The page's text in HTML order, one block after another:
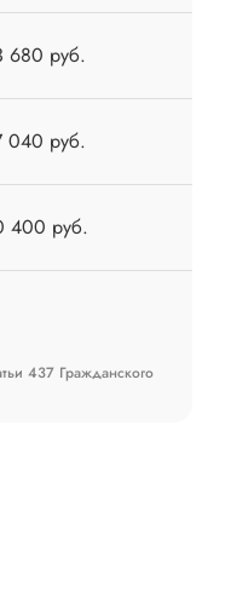
680 руб.
040 руб.
400 руб.
437 Гражданского